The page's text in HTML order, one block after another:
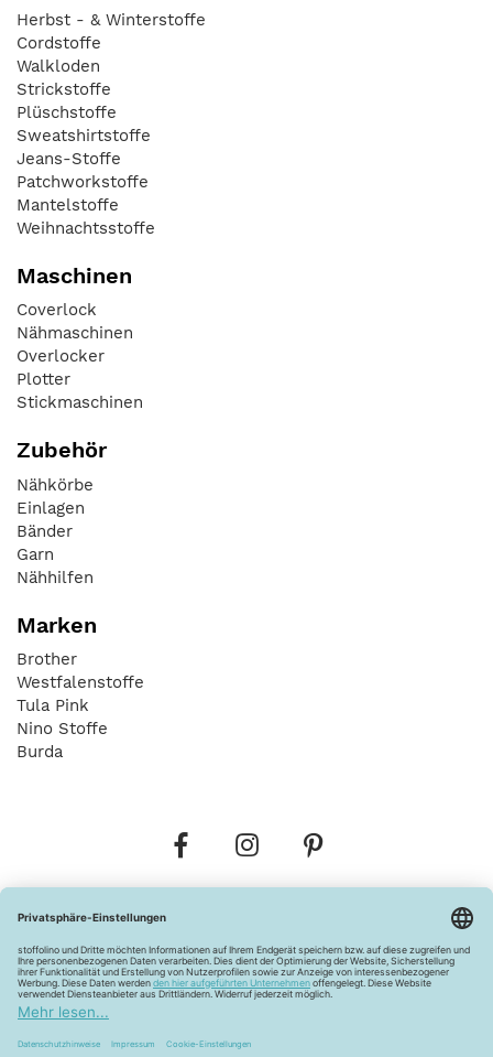
Herbst - & Winterstoffe
Cordstoffe
Walkloden
Strickstoffe
Plüschstoffe
Sweatshirtstoffe
Jeans-Stoffe
Patchworkstoffe
Mantelstoffe
Weihnachtsstoffe
Maschinen
Coverlock
Nähmaschinen
Overlocker
Plotter
Stickmaschinen
Zubehör
Nähkörbe
Einlagen
Bänder
Garn
Nähhilfen
Marken
Brother
Westfalenstoffe
Tula Pink
Nino Stoffe
Burda
Widerrufsbelehrung Vertrag widerrufen
Barrierefreiheitserklärung